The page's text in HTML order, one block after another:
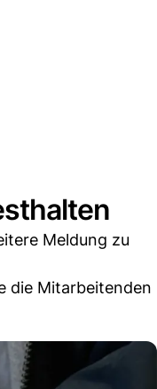
Meldung zu
die Mitarbeitenden